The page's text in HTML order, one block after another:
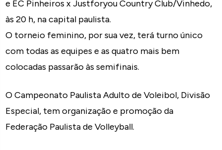
e EC Pinheiros x Justforyou Country Club/Vinhedo,
às 20 h, na capital paulista.
O torneio feminino, por sua vez, terá turno único
com todas as equipes e as quatro mais bem
colocadas passarão às semifinais.
O Campeonato Paulista Adulto de Voleibol, Divisão
Especial, tem organização e promoção da
Federação Paulista de Volleyball.